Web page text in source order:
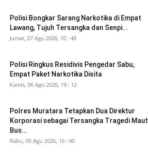
Polisi Bongkar Sarang Narkotika di Empat
Lawang, Tujuh Tersangka dan Senpi...
Jumat, 07 Agu 2026, 10 : 48
Polisi Ringkus Residivis Pengedar Sabu,
Empat Paket Narkotika Disita
Kamis, 06 Agu 2026, 19 : 12
Polres Muratara Tetapkan Dua Direktur
Korporasi sebagai Tersangka Tragedi Maut
Bus...
Rabu, 05 Agu 2026, 16 : 40